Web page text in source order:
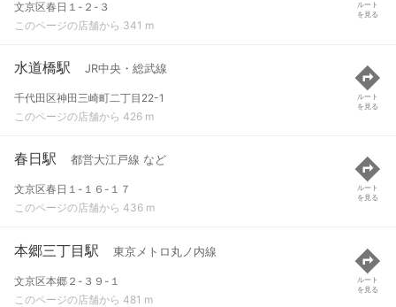
文京区春日１-２-３
このページの店舗から 341 m
ルート
を見る
水道橋駅 JR中央・総武線
千代田区神田三崎町二丁目22-1
このページの店舗から 426 m
ルート
を見る
春日駅 都営大江戸線 など
文京区春日１-１６-１７
このページの店舗から 436 m
ルート
を見る
本郷三丁目駅 東京メトロ丸ノ内線
文京区本郷２-３９-１
このページの店舗から 481 m
ルート
を見る